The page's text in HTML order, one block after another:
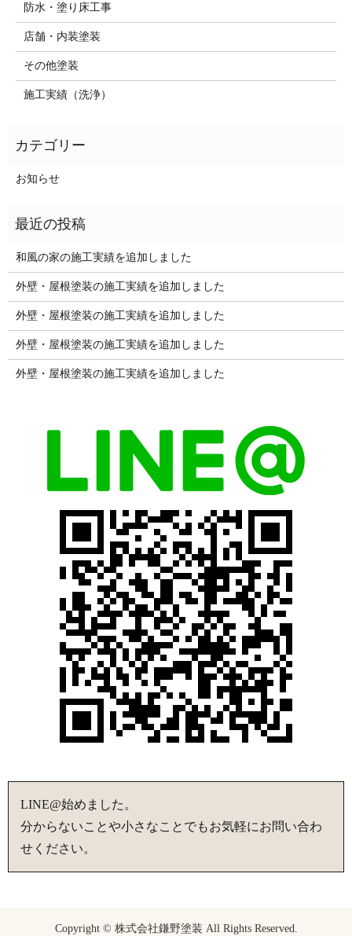
防水・塗り床工事
店舗・内装塗装
その他塗装
施工実績（洗浄）
お知らせ
和風の家の施工実績を追加しました
外壁・屋根塗装の施工実績を追加しました
外壁・屋根塗装の施工実績を追加しました
外壁・屋根塗装の施工実績を追加しました
外壁・屋根塗装の施工実績を追加しました
LINE@始めました。
分からないことや小さなことでもお気軽にお問い合わ
せください。
Copyright © 株式会社鎌野塗装 All Rights Reserved.